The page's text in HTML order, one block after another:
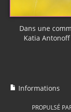
Dans une
Katia
Informations
PROPULSÉ